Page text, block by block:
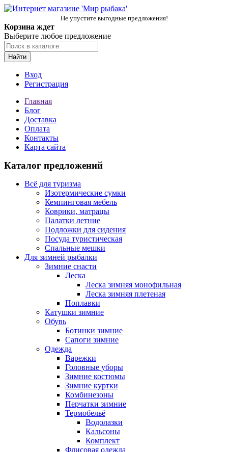
Не упустите выгодные предложения!
Корзина ждет
Выберите любое предложение
Найти
Вход
Регистрация
Главная
Блог
Доставка
Оплата
Контакты
Карта сайта
Каталог предложений
Всё для туризма
Изотермические сумки
Кемпинговая мебель
Коврики, матрацы
Палатки летние
Подложки для сидения
Посуда туристическая
Спальные мешки
Для зимней рыбалки
Зимние снасти
Леска
Леска зимняя монофильная
Леска зимняя плетеная
Поплавки
Катушки зимние
Обувь
Ботинки зимние
Сапоги зимние
Одежда
Варежки
Головные уборы
Зимние костюмы
Зимние куртки
Комбинезоны
Перчатки зимние
Термобельё
Водолазки
Кальсоны
Комплект
Флисовая одежда